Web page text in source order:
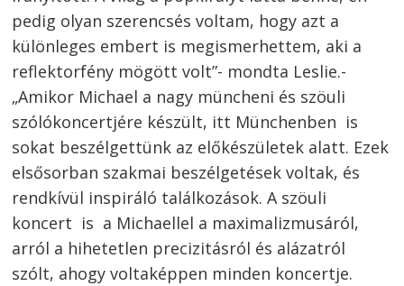
pedig olyan szerencsés voltam, hogy azt a
különleges embert is megismerhettem, aki a
reflektorfény mögött volt”- mondta Leslie.-
„Amikor Michael a nagy müncheni és szöuli
szólókoncertjére készült, itt Münchenben is
sokat beszélgettünk az előkészületek alatt. Ezek
elsősorban szakmai beszélgetések voltak, és
rendkívül inspiráló találkozások. A szöuli
koncert is a Michaellel a maximalizmusáról,
arról a hihetetlen precizitásról és alázatról
szólt, ahogy voltaképpen minden koncertje.